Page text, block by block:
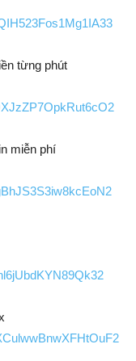
từng phút
miễn phí